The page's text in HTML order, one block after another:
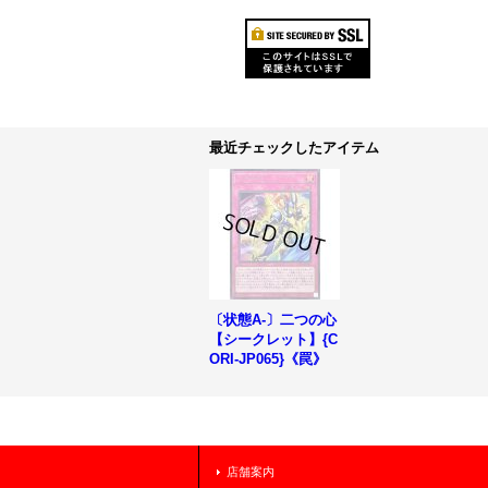
最近チェックしたアイテム
〔状態A-〕二つの心
【シークレット】{C
ORI-JP065}《罠》
店舗案内